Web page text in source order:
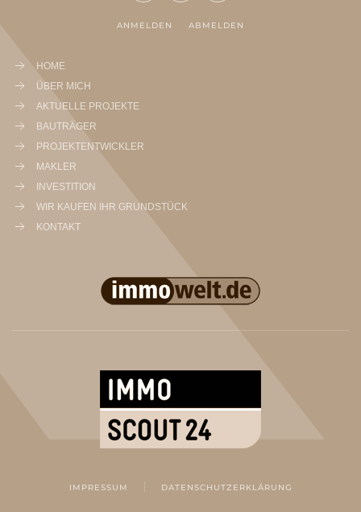
ANMELDEN ABMELDEN
HOME
ÜBER MICH
AKTUELLE PROJEKTE
BAUTRÄGER
PROJEKTENTWICKLER
MAKLER
INVESTITION
WIR KAUFEN IHR GRUNDSTÜCK
KONTAKT
IMPRESSUM DATENSCHUTZERKLÄRUNG